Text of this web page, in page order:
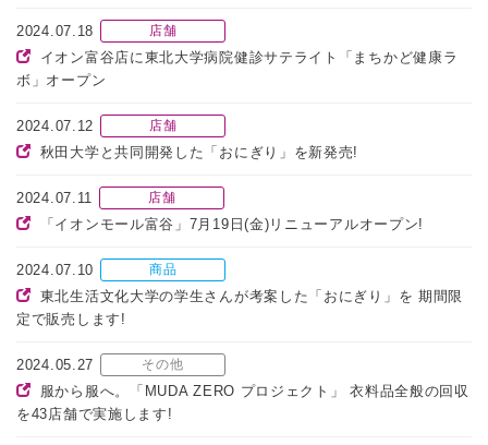
2024.07.18 店舗
イオン富谷店に東北大学病院健診サテライト「まちかど健康ラ
ボ」オープン
2024.07.12 店舗
秋田大学と共同開発した「おにぎり」を新発売!
2024.07.11 店舗
「イオンモール富谷」7月19日(金)リニューアルオープン!
2024.07.10 商品
東北生活文化大学の学生さんが考案した「おにぎり」を 期間限
定で販売します!
2024.05.27 その他
服から服へ。「MUDA ZERO プロジェクト」 衣料品全般の回収
を43店舗で実施します!